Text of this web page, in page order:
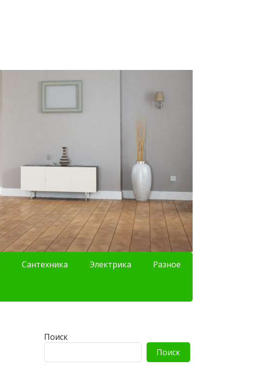
Сантехника Электрика Разное
Поиск
Поиск